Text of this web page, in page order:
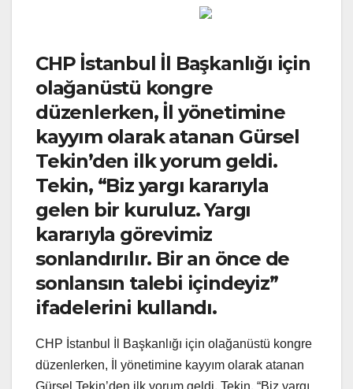
CHP İstanbul İl Başkanlığı için
olağanüstü kongre
düzenlerken, İl yönetimine
kayyım olarak atanan Gürsel
Tekin’den ilk yorum geldi.
Tekin, “Biz yargı kararıyla
gelen bir kuruluz. Yargı
kararıyla görevimiz
sonlandırılır. Bir an önce de
sonlansın talebi içindeyiz”
ifadelerini kullandı.
CHP İstanbul İl Başkanlığı için olağanüstü kongre
düzenlerken, İl yönetimine kayyım olarak atanan